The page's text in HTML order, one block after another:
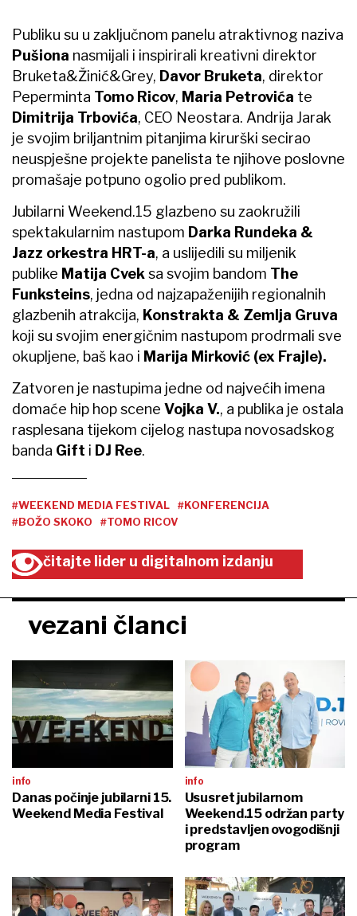
Publiku su u zaključnom panelu atraktivnog naziva
Pušiona nasmijali i inspirirali kreativni direktor
Bruketa&Žinić&Grey, Davor Bruketa, direktor
Peperminta Tomo Ricov, Maria Petrovića te
Dimitrija Trbovića, CEO Neostara. Andrija Jarak
je svojim briljantnim pitanjima kirurški secirao
neuspješne projekte panelista te njihove poslovne
promašaje potpuno ogolio pred publikom.
Jubilarni Weekend.15 glazbeno su zaokružili
spektakularnim nastupom Darka Rundeka &
Jazz orkestra HRT-a, a uslijedili su miljenik
publike Matija Cvek sa svojim bandom The
Funksteins, jedna od najzapaženijih regionalnih
glazbenih atrakcija, Konstrakta & Zemlja Gruva
koji su svojim energičnim nastupom prodrmali sve
okupljene, baš kao i Marija Mirković (ex Frajle).
Zatvoren je nastupima jedne od najvećih imena
domaće hip hop scene Vojka V., a publika je ostala
rasplesana tijekom cijelog nastupa novosadskog
banda Gift i DJ Ree.
#WEEKEND MEDIA FESTIVAL
#KONFERENCIJA
#BOŽO SKOKO
#TOMO RICOV
čitajte lider u digitalnom izdanju
vezani članci
info
Danas počinje jubilarni 15.
Weekend Media Festival
info
Ususret jubilarnom
Weekend.15 održan party
i predstavljen ovogodišnji
program